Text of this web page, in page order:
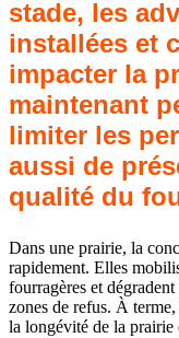
stade, les
installées et
impacter la
maintenant
limiter les
aussi de
qualité du
Dans une prairie, la
rapidement. Elles
fourragères et
zones de refus. À
la longévité de la prairie